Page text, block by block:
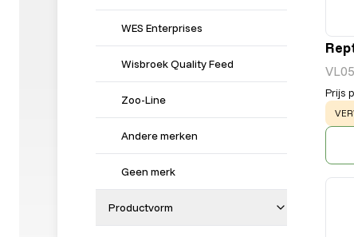
WES Enterprises
Wisbroek Quality Feed
Zoo-Line
Andere merken
Geen merk
Productvorm
Prijs